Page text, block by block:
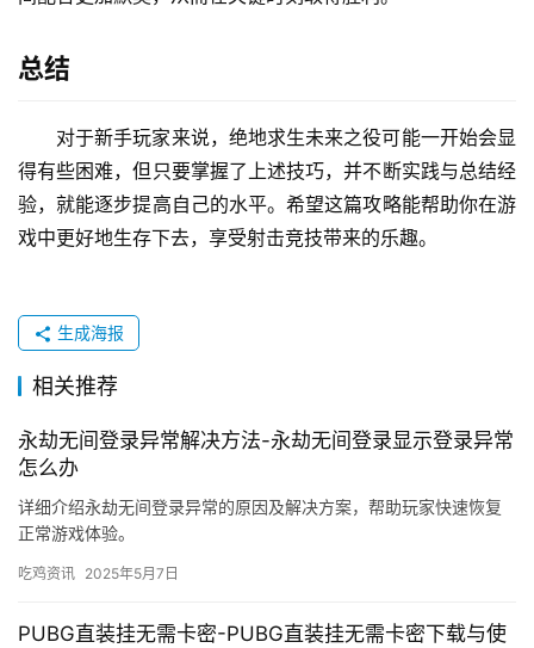
总结
对于新手玩家来说，绝地求生未来之役可能一开始会显
得有些困难，但只要掌握了上述技巧，并不断实践与总结经
验，就能逐步提高自己的水平。希望这篇攻略能帮助你在游
戏中更好地生存下去，享受射击竞技带来的乐趣。
生成海报
相关推荐
永劫无间登录异常解决方法-永劫无间登录显示登录异常
怎么办
详细介绍永劫无间登录异常的原因及解决方案，帮助玩家快速恢复
正常游戏体验。
吃鸡资讯 2025年5月7日
PUBG直装挂无需卡密-PUBG直装挂无需卡密下载与使